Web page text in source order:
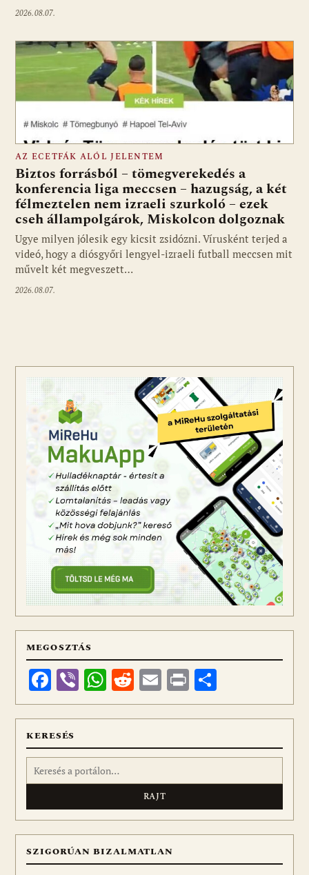
2026.08.07.
AZ ECETFÁK ALÓL JELENTEM
Biztos forrásból – tömegverekedés a
konferencia liga meccsen – hazugság, a két
félmeztelen nem izraeli szurkoló – ezek
cseh állampolgárok, Miskolcon dolgoznak
Ugye milyen jólesik egy kicsit zsidózni. Vírusként terjed a
videó, hogy a diósgyőri lengyel-izraeli futball meccsen mit
művelt két megveszett…
2026.08.07.
MEGOSZTÁS
Facebook
ViberWhatsApp
Reddit
Email
Print
meg
KERESÉS
Keresés:
SZIGORÚAN BIZALMATLAN